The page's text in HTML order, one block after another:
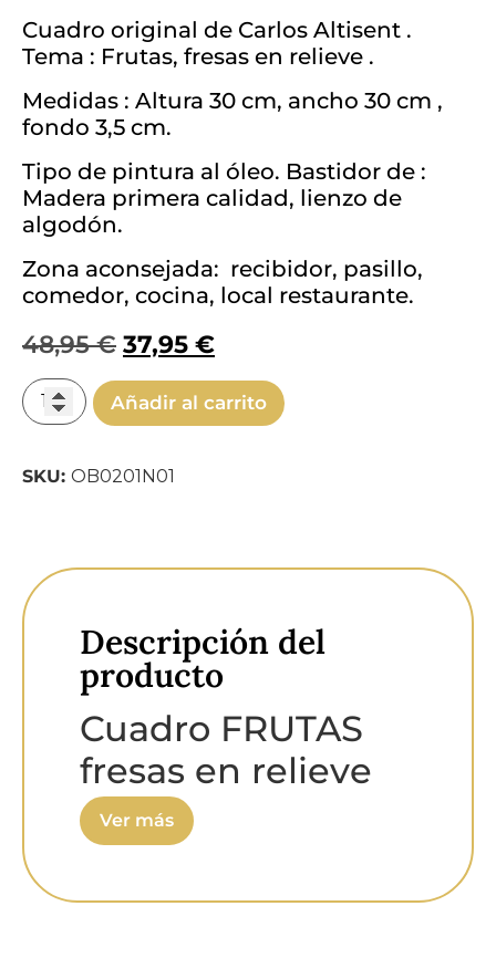
Cuadro original de Carlos Altisent .
Tema : Frutas, fresas en relieve .
Medidas : Altura 30 cm, ancho 30 cm ,
fondo 3,5 cm.
Tipo de pintura al óleo. Bastidor de :
Madera primera calidad, lienzo de
algodón.
Zona aconsejada: recibidor, pasillo,
comedor, cocina, local restaurante.
48,95€ 37,95 €
Añadir al carrito
SKU: OB0201N01
Descripción del
producto
Cuadro FRUTAS
fresas en relieve
Carlos Altisent
30x30 cm
Ver más